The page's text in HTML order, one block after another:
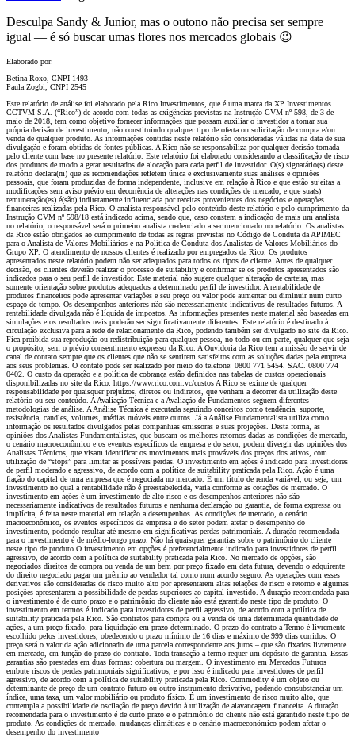
Desculpa Sandy & Junior, mas o outono não precisa ser sempre
igual — é só buscar umas flores nos mercados globais 😉
Elaborado por:
Betina Roxo, CNPI 1493
Paula Zogbi, CNPI 2545
Este relatório de análise foi elaborado pela Rico Investimentos, que é uma marca da XP Investimentos
CCTVM S.A. (“Rico”) de acordo com todas as exigências previstas na Instrução CVM nº 598, de 3 de
maio de 2018, tem como objetivo fornecer informações que possam auxiliar o investidor a tomar sua
própria decisão de investimento, não constituindo qualquer tipo de oferta ou solicitação de compra e/ou
venda de qualquer produto. As informações contidas neste relatório são consideradas válidas na data de sua
divulgação e foram obtidas de fontes públicas. A Rico não se responsabiliza por qualquer decisão tomada
pelo cliente com base no presente relatório. Este relatório foi elaborado considerando a classificação de risco
dos produtos de modo a gerar resultados de alocação para cada perfil de investidor. O(s) signatário(s) deste
relatório declara(m) que as recomendações refletem única e exclusivamente suas análises e opiniões
pessoais, que foram produzidas de forma independente, inclusive em relação à Rico e que estão sujeitas a
modificações sem aviso prévio em decorrência de alterações nas condições de mercado, e que sua(s)
remuneração(es) é(são) indiretamente influenciada por receitas provenientes dos negócios e operações
financeiras realizadas pela Rico. O analista responsável pelo conteúdo deste relatório e pelo cumprimento da
Instrução CVM nº 598/18 está indicado acima, sendo que, caso constem a indicação de mais um analista
no relatório, o responsável será o primeiro analista credenciado a ser mencionado no relatório. Os analistas
da Rico estão obrigados ao cumprimento de todas as regras previstas no Código de Conduta da APIMEC
para o Analista de Valores Mobiliários e na Política de Conduta dos Analistas de Valores Mobiliários do
Grupo XP. O atendimento de nossos clientes é realizado por empregados da Rico. Os produtos
apresentados neste relatório podem não ser adequados para todos os tipos de cliente. Antes de qualquer
decisão, os clientes deverão realizar o processo de suitability e confirmar se os produtos apresentados são
indicados para o seu perfil de investidor. Este material não sugere qualquer alteração de carteira, mas
somente orientação sobre produtos adequados a determinado perfil de investidor. A rentabilidade de
produtos financeiros pode apresentar variações e seu preço ou valor pode aumentar ou diminuir num curto
espaço de tempo. Os desempenhos anteriores não são necessariamente indicativos de resultados futuros. A
rentabilidade divulgada não é líquida de impostos. As informações presentes neste material são baseadas em
simulações e os resultados reais poderão ser significativamente diferentes. Este relatório é destinado à
circulação exclusiva para a rede de relacionamento da Rico, podendo também ser divulgado no site da Rico.
Fica proibida sua reprodução ou redistribuição para qualquer pessoa, no todo ou em parte, qualquer que seja
o propósito, sem o prévio consentimento expresso da Rico. A Ouvidoria da Rico tem a missão de servir de
canal de contato sempre que os clientes que não se sentirem satisfeitos com as soluções dadas pela empresa
aos seus problemas. O contato pode ser realizado por meio do telefone: 0800 771 5454. SAC. 0800 774
0402. O custo da operação e a política de cobrança estão definidos nas tabelas de custos operacionais
disponibilizadas no site da Rico: https://www.rico.com.vc/custos A Rico se exime de qualquer
responsabilidade por quaisquer prejuízos, diretos ou indiretos, que venham a decorrer da utilização deste
relatório ou seu conteúdo. A Avaliação Técnica e a Avaliação de Fundamentos seguem diferentes
metodologias de análise. A Análise Técnica é executada seguindo conceitos como tendência, suporte,
resistência, candles, volumes, médias móveis entre outros. Já a Análise Fundamentalista utiliza como
informação os resultados divulgados pelas companhias emissoras e suas projeções. Desta forma, as
opiniões dos Analistas Fundamentalistas, que buscam os melhores retornos dadas as condições de mercado,
o cenário macroeconômico e os eventos específicos da empresa e do setor, podem divergir das opiniões dos
Analistas Técnicos, que visam identificar os movimentos mais prováveis dos preços dos ativos, com
utilização de “stops” para limitar as possíveis perdas. O investimento em ações é indicado para investidores
de perfil moderado e agressivo, de acordo com a política de suitability praticada pela Rico. Ação é uma
fração do capital de uma empresa que é negociada no mercado. É um título de renda variável, ou seja, um
investimento no qual a rentabilidade não é preestabelecida, varia conforme as cotações de mercado. O
investimento em ações é um investimento de alto risco e os desempenhos anteriores não são
necessariamente indicativos de resultados futuros e nenhuma declaração ou garantia, de forma expressa ou
implícita, é feita neste material em relação a desempenhos. As condições de mercado, o cenário
macroeconômico, os eventos específicos da empresa e do setor podem afetar o desempenho do
investimento, podendo resultar até mesmo em significativas perdas patrimoniais. A duração recomendada
para o investimento é de médio-longo prazo. Não há quaisquer garantias sobre o patrimônio do cliente
neste tipo de produto O investimento em opções é preferencialmente indicado para investidores de perfil
agressivo, de acordo com a política de suitability praticada pela Rico. No mercado de opções, são
negociados direitos de compra ou venda de um bem por preço fixado em data futura, devendo o adquirente
do direito negociado pagar um prêmio ao vendedor tal como num acordo seguro. As operações com esses
derivativos são consideradas de risco muito alto por apresentarem altas relações de risco e retorno e algumas
posições apresentarem a possibilidade de perdas superiores ao capital investido. A duração recomendada para
o investimento é de curto prazo e o patrimônio do cliente não está garantido neste tipo de produto. O
investimento em termos é indicado para investidores de perfil agressivo, de acordo com a política de
suitability praticada pela Rico. São contratos para compra ou a venda de uma determinada quantidade de
ações, a um preço fixado, para liquidação em prazo determinado. O prazo do contrato a Termo é livremente
escolhido pelos investidores, obedecendo o prazo mínimo de 16 dias e máximo de 999 dias corridos. O
preço será o valor da ação adicionado de uma parcela correspondente aos juros – que são fixados livremente
em mercado, em função do prazo do contrato. Toda transação a termo requer um depósito de garantia. Essas
garantias são prestadas em duas formas: cobertura ou margem. O investimento em Mercados Futuros
embute riscos de perdas patrimoniais significativos, e por isso é indicado para investidores de perfil
agressivo, de acordo com a política de suitability praticada pela Rico. Commodity é um objeto ou
determinante de preço de um contrato futuro ou outro instrumento derivativo, podendo consubstanciar um
índice, uma taxa, um valor mobiliário ou produto físico. É um investimento de risco muito alto, que
contempla a possibilidade de oscilação de preço devido à utilização de alavancagem financeira. A duração
recomendada para o investimento é de curto prazo e o patrimônio do cliente não está garantido neste tipo de
produto. As condições de mercado, mudanças climáticas e o cenário macroeconômico podem afetar o
desempenho do investimento